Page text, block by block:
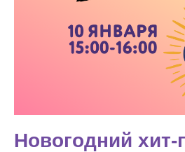
Новогодний хит-